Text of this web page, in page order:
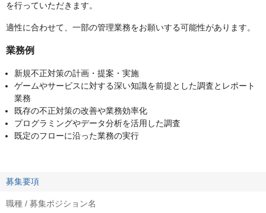
を行っていただきます。
適性に合わせて、一部の管理業務をお願いする可能性があります。
業務例
新規不正対策の計画・提案・実施
ゲームやサービスに対する深い知識を前提とした調査とレポート
業務
既存の不正対策の改善や業務効率化
プログラミングやデータ分析を活用した調査
既定のフローに沿った業務の実行
募集要項
職種 / 募集ポジション名